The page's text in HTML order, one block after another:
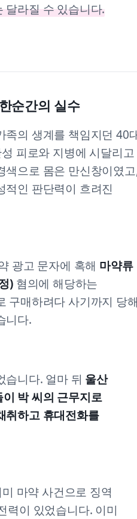
달라질 수 있습니다.
순간의 실수
족의 생계를 책임지던 40
피로와 지병에 시달리고
색으로 몸은 만신창이였
적인 판단력이 흐려진
광고 문자에 혹해 마약류
)혐의에 해당하는
구매하려다 사기까지 당
니다.
습니다. 얼마 뒤 울산
박 씨의 근무지로
취하고 휴대전화를
마약 사건으로 징역
력이 있었습니다. 이미